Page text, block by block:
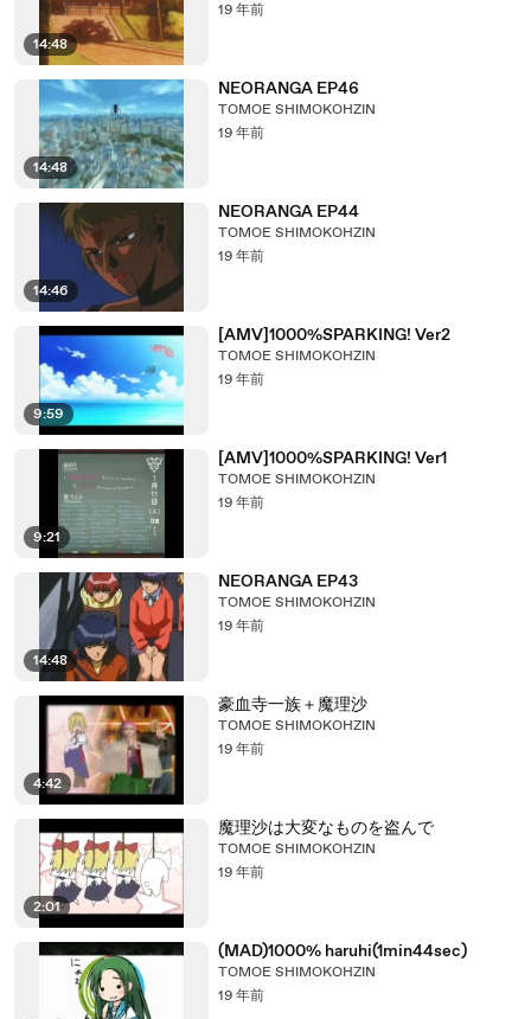
14:48
19 年前
14:48
NEORANGA EP46
TOMOE SHIMOKOHZIN
19 年前
14:46
NEORANGA EP44
TOMOE SHIMOKOHZIN
19 年前
9:59
[AMV]1000%SPARKING! Ver2
TOMOE SHIMOKOHZIN
19 年前
9:21
[AMV]1000%SPARKING! Ver1
TOMOE SHIMOKOHZIN
19 年前
14:48
NEORANGA EP43
TOMOE SHIMOKOHZIN
19 年前
4:42
豪血寺一族＋魔理沙
TOMOE SHIMOKOHZIN
19 年前
2:01
魔理沙は大変なものを盗んで
TOMOE SHIMOKOHZIN
19 年前
(MAD)1000% haruhi(1min44sec)
TOMOE SHIMOKOHZIN
19 年前